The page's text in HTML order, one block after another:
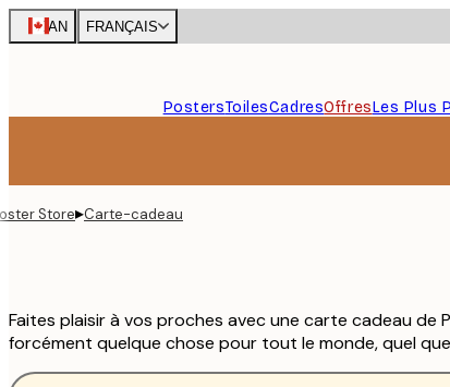
Skip
to
CAN FRANÇAIS
PostersToilesCadresOffresLes Plus
Store▸Carte-cadeau
Faites plaisir à vos proches avec une carte cadeau
forcément quelque chose pour tout le monde, quel